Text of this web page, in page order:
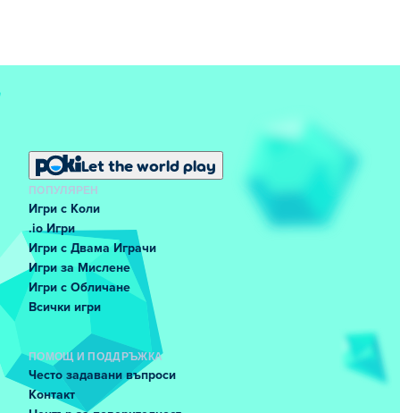
Let the world play
ПОПУЛЯРЕН
Игри с Коли
.io Игри
Игри с Двама Играчи
Игри за Мислене
Игри с Обличане
Всички игри
ПОМОЩ И ПОДДРЪЖКА
Често задавани въпроси
Контакт